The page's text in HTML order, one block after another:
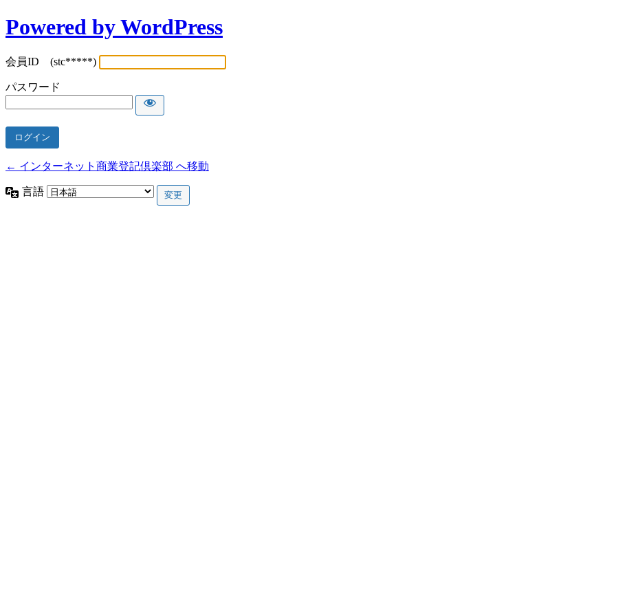
Powered by WordPress
会員ID (stc*****)
パスワード
← インターネット商業登記倶楽部 へ移動
言語